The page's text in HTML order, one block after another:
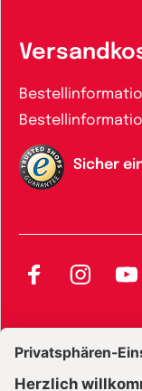
Sicher
FacebookInstagram